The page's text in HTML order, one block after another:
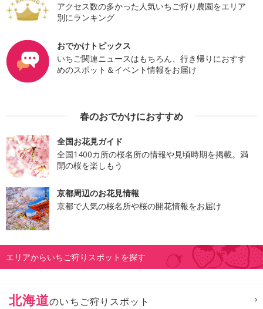
アクセス数の多かった人気いちご狩り農園をエリア
別にランキング
おでかけトピックス
いちご関連ニュースはもちろん、行き帰りにおすす
めのスポット＆イベント情報をお届け
春のおでかけにおすすめ
全国お花見ガイド
全国1400カ所の桜名所の情報や見頃時期を掲載。満
開の桜を楽しもう
京都周辺のお花見情報
京都で人気の桜名所や桜の開花情報をお届け
エリアからいちご狩りスポットを探す
北海道のいちご狩りスポット